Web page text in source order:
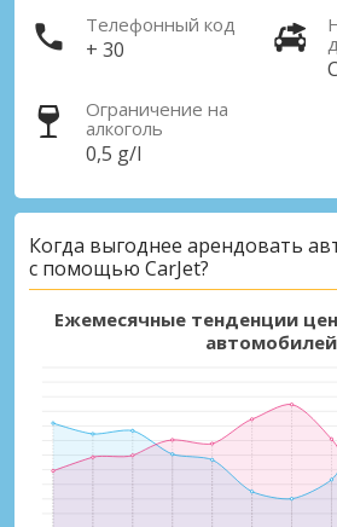
Телефонный код
+ 30
Ограничение на
алкоголь
0,5 g/l
Когда выгоднее арендовать
с помощью CarJet?
Ежемесячные тенденции
автомобилей